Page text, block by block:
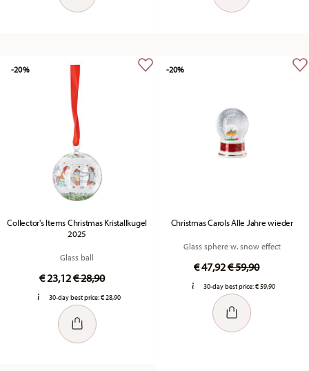
Collector's Items Christmas Kristallkugel
2025
Glass ball
€ 23,12Price reduced from
€ 28,90to
30-day best price:€ 28,90
-20%
Christmas Carols Alle Jahre wieder
Glass sphere w. snow effect
€ 47,92Price reduced
€ 59,90to
30-day best price:€ 59,90
-20%